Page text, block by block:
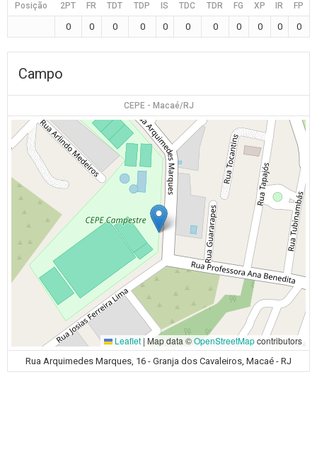
Posição 2PT FR TDT TDP IS TDC TDR FG XP IR FP
0 0 0 0 0 0 0 0 0 0 0
Campo
CEPE - Macaé/RJ
Leaflet | Map data ©OpenStreetMapcontributors
Rua Arquimedes Marques, 16 - Granja dos Cavaleiros, Macaé - RJ